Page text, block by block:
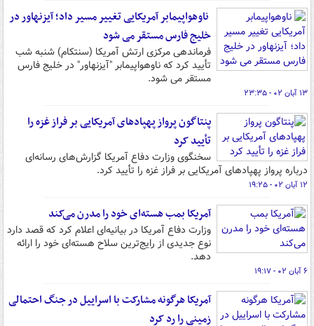
ناوهواپیمابر آمریکایی تغییر مسیر داد؛ آیزنهاور در
خلیج فارس مستقر می شود
فرماندهی مرکزی ارتش آمریکا (سنتکام) شنبه شب
تأیید کرد که ناوهواپیمابر "آیزنهاور" در خلیج فارس
مستقر می شود.
۱۳ آبان ۰۲ - ۲۳:۳۵
پنتاگون پرواز پهپادهای آمریکایی بر فراز غزه را
تأیید کرد
سخنگوی وزارت دفاع آمریکا گزارش‌های رسانه‌ای
درباره پرواز پهپادهای آمریکایی بر فراز غزه را تأیید کرد.
۱۲ آبان ۰۲ - ۱۹:۲۵
آمریکا بمب هسته‌ای خود را مدرن می‌کند
وزارت دفاع آمریکا در بیانیه‌ای اعلام کرد که قصد دارد
نوع جدیدی از رایج‌ترین سلاح هسته‌ای خود را ارائه
دهد.
۶ آبان ۰۲ - ۱۹:۱۷
آمریکا هرگونه مشارکت با اسراییل در جنگ احتمالی
زمینی را رد کرد